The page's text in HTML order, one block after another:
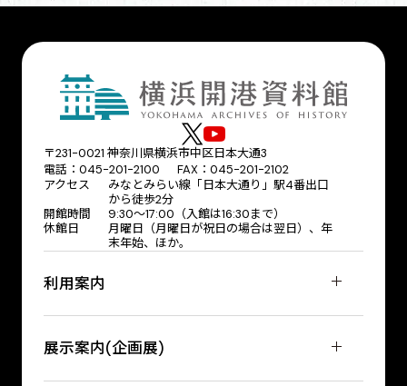
〒231-0021 神奈川県横浜市中区日本大通3
電話：045-201-2100 FAX：045-201-2102
アクセス
みなとみらい線「日本大通り」駅4番出口
から徒歩2分
開館時間
9:30〜17:00（入館は16:30まで）
休館日
月曜日（月曜日が祝日の場合は翌日）、年
末年始、ほか。
利用案内
展示案内(企画展)